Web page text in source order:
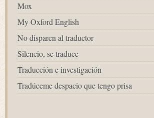
Mox
My Oxford English
No disparen al traductor
Silencio, se traduce
Traducción e investigación
Tradúceme despacio que tengo prisa